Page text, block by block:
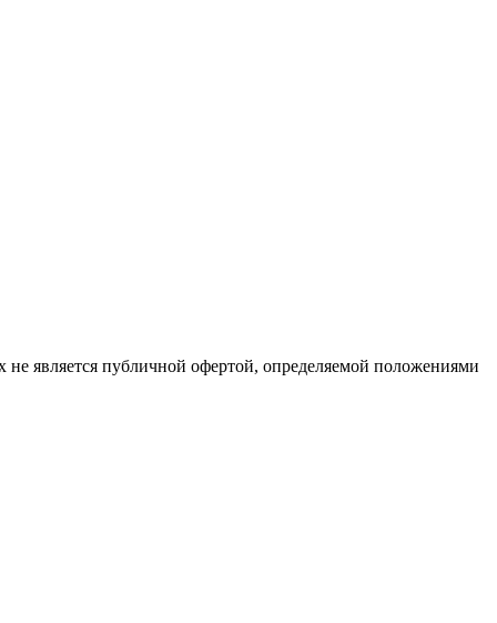
является публичной офертой, определяемой положениями